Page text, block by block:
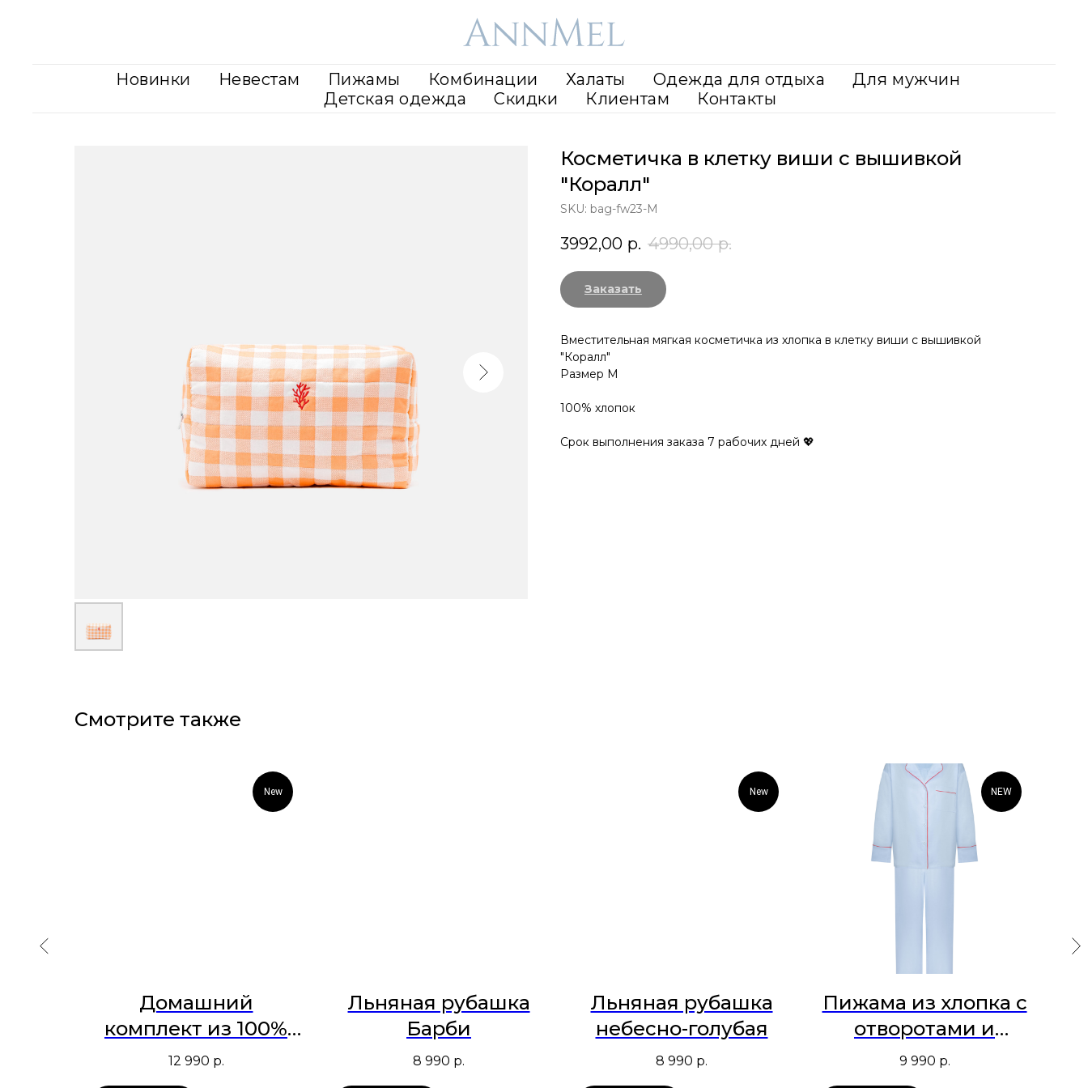
Новинки Невестам Пижамы Комбинации Халаты Одежда для отдыха
Для мужчин
Детская одежда
Скидки Клиентам Контакты
Косметичка в клетку виши с вышивкой
"Коралл"
SKU: bag-fw23-M
3992,00 р. 4990,00 р.
Заказать
Вместительная мягкая косметичка из хлопка в клетку виши с вышивкой
"Коралл"
Размер M
100% хлопок
Срок выполнения заказа 7 рабочих дней 💖
Смотрите также
New
Домашний
комплект из 100%
льна небесно-
голубой
12 990 р.
Льняная рубашка
Барби
8 990 р.
New
Льняная рубашка
небесно-голубая
8 990 р.
NEW
Пижама из хлопка с
отворотами и
красным кантом
9 990 р.